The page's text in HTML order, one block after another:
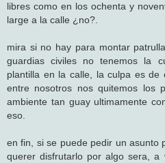
libres como en los ochenta y
large a la calle ¿no?.
mira si no hay para montar
guardias civiles no tenemos la
plantilla en la calle, la culpa es
entre nosotros nos quitemos los
ambiente tan guay ultimamente
eso.
en fin, si se puede pedir un asunto
querer disfrutarlo por algo sera,